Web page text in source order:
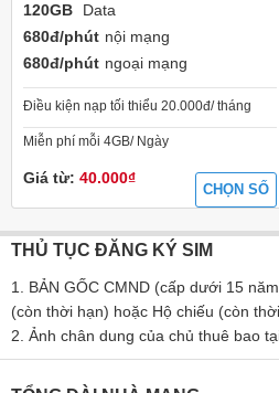
120GB
Data
680đ/phút nội mạng
680đ/phút ngoại mạng
Điều kiện nạp tối thiểu 20.000đ/ tháng
Miễn phí mỗi 4GB/ Ngày
Giá từ: 40.000₫
CHỌN SỐ
THỦ TỤC ĐĂNG KÝ SIM
1. BẢN GỐC CMND (cấp dưới 15
(còn thời hạn) hoặc Hộ chiếu (còn
2. Ảnh chân dung của chủ thuê bao